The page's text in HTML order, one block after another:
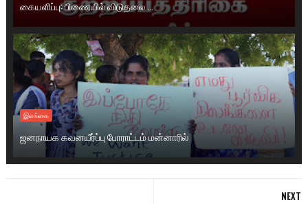
கையளிப்பு: பிணையில் விடுதலை ...
இலங்கை
ஜனநாயக கவனயீர்ப்பு போராட்டம் மன்னாரில்
NEXT